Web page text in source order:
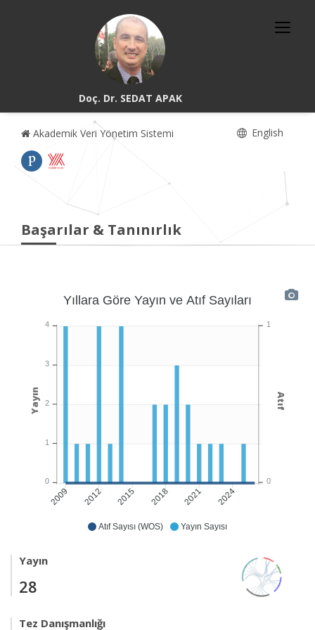
Doç. Dr. SEDAT APAK
Akademik Veri Yönetim Sistemi English
Başarılar & Tanınırlık
Atıf Sayısı (WOS) Yayın Sayısı
2009 2012 2015 2018 2021 2024
Yıllara Göre Yayın ve Atıf Sayıları
1
0
Atıf
4
3
2
1
0
Yayın
Yayın
28
Tez Danışmanlığı